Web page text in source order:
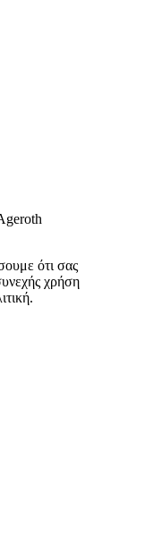
ότι σας
χρήση